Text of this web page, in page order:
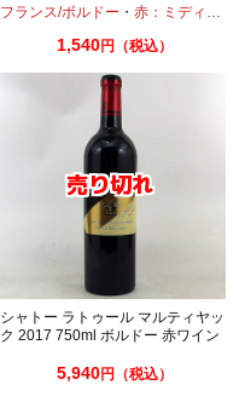
・メルロー
フランス/ボルドー ・ 赤：ミディアムボディ
1,540円（税込）
シャトー ラトゥール マルティヤッ
ク 2017 750ml ボルドー 赤ワイン
5,940円（税込）